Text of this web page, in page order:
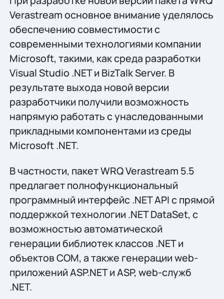
Verastream основное внимание уделялось
обеспечению совместимости с
современными технологиями компании
Microsoft, такими, как среда разработки
Visual Studio .NET и BizTalk Server. В
результате выхода новой версии
разработчики получили возможность
напрямую работать с унаследованными
прикладными компонентами из среды
Microsoft .NET.
В частности, пакет WRQ Verastream 5.5
предлагает полнофункциональный
программный интерфейс .NET API с прямой
поддержкой технологии .NET DataSet, с
возможностью автоматической
генерации библиотек классов .NET и
объектов COM, а также генерации web-
приложений ASP.NET и ASP, web-служб
.NET.